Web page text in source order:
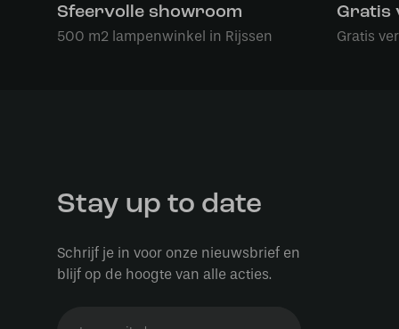
Sfeervolle showroom
500 m2 lampenwinkel in Rijssen
Gratis
Gratis
Stay up to date
Schrijf je in voor onze nieuwsbrief en
blijf op de hoogte van alle acties.